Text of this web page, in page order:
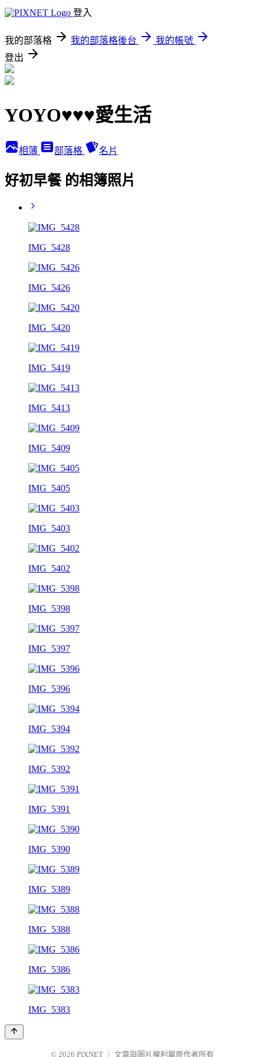
登入
我的部落格 我的部落格後台
我的帳號
登出
YOYO♥♥♥愛生活
相簿 部落格 名片
好初早餐 的相簿照片
IMG_5428
IMG_5426
IMG_5420
IMG_5419
IMG_5413
IMG_5409
IMG_5405
IMG_5403
IMG_5402
IMG_5398
IMG_5397
IMG_5396
IMG_5394
IMG_5392
IMG_5391
IMG_5390
IMG_5389
IMG_5388
IMG_5386
IMG_5383
© 2026 PIXNET 文章與圖片權利屬原作者所有